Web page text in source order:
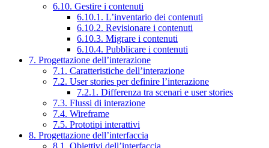
6.10. Gestire i contenuti
6.10.1. L’inventario dei contenuti
6.10.2. Revisionare i contenuti
6.10.3. Migrare i contenuti
6.10.4. Pubblicare i contenuti
7. Progettazione dell’interazione
7.1. Caratteristiche dell’interazione
7.2. User stories per definire l’interazione
7.2.1. Differenza tra scenari e user stories
7.3. Flussi di interazione
7.4. Wireframe
7.5. Prototipi interattivi
8. Progettazione dell’interfaccia
8.1. Obiettivi dell’interfaccia